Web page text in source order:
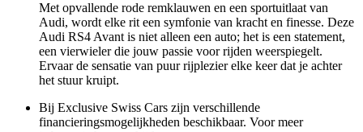
Met opvallende rode remklauwen en een sportuitlaat van
Audi, wordt elke rit een symfonie van kracht en finesse. Deze
Audi RS4 Avant is niet alleen een auto; het is een statement,
een vierwieler die jouw passie voor rijden weerspiegelt.
Ervaar de sensatie van puur rijplezier elke keer dat je achter
het stuur kruipt.
Bij Exclusive Swiss Cars zijn verschillende
financieringsmogelijkheden beschikbaar. Voor meer